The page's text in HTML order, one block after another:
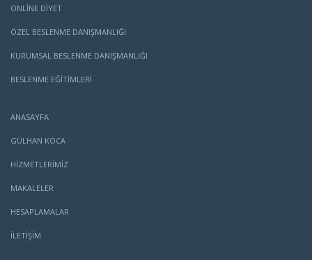
ONLINE DIYET
ÖZEL BESLENME DANIŞMANLIĞI
KURUMSAL BESLENME DANIŞMANLIĞI
BESLENME EĞITIMLERI
ANASAYFA
GÜLHAN KOCA
HİZMETLERİMİZ
MAKALELER
HESAPLAMALAR
İLETİŞİM